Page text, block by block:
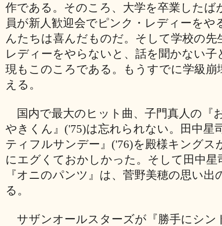
作である。そのころ、大学を卒業したば
員が新人歓迎会でピンク・レディーをや
んたちは喜んだものだ。そして学校の先
レディーをやらないと、話を聞かない子
現もこのころである。もうすでに学級崩
える。
国内で最大のヒット曲、子門真人の『
やきくん』('75)は忘れられない。田中星
ティフルサンデー』('76)を殿様キングス
にエグくておかしかった。そして田中星
『オニのパンツ』は、菅野美穂の思い出
る。
サザンオールスターズが『勝手にシン